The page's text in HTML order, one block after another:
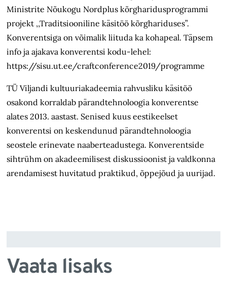
Ministrite Nõukogu Nordplus kõrgharidusprogrammi
projekt ,,Traditsiooniline käsitöö kõrghariduses”.
Konverentsiga on võimalik liituda ka kohapeal. Täpsem
info ja ajakava konverentsi kodu-lehel:
https://sisu.ut.ee/craftconference2019/programme
TÜ Viljandi kultuuriakadeemia rahvusliku käsitöö
osakond korraldab pärandtehnoloogia konverentse
alates 2013. aastast. Senised kuus eestikeelset
konverentsi on keskendunud pärandtehnoloogia
seostele erinevate naaberteadustega. Konverentside
sihtrühm on akadeemilisest diskussioonist ja valdkonna
arendamisest huvitatud praktikud, õppejõud ja uurijad.
Vaata lisaks